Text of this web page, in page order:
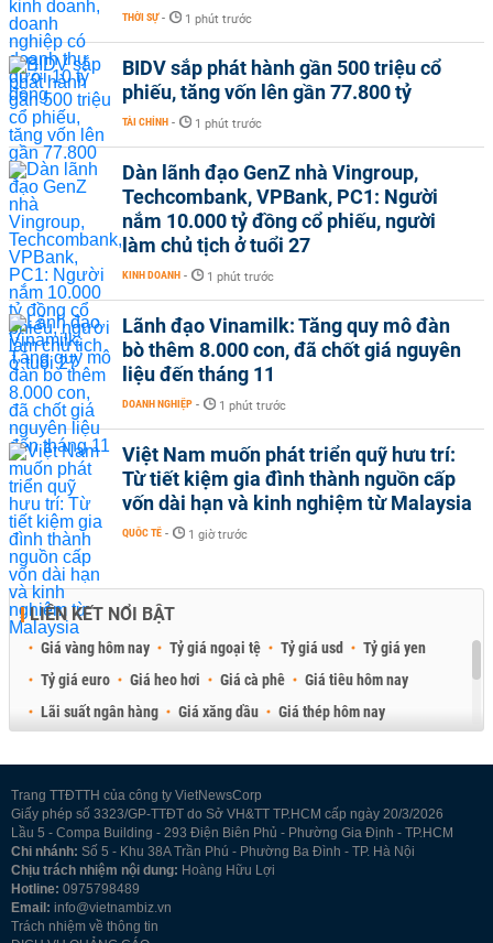
THỜI SỰ - 1 phút trước
BIDV sắp phát hành gần 500 triệu cổ
phiếu, tăng vốn lên gần 77.800 tỷ
TÀI CHÍNH - 1 phút trước
Dàn lãnh đạo GenZ nhà Vingroup,
Techcombank, VPBank, PC1: Người
nắm 10.000 tỷ đồng cổ phiếu, người
làm chủ tịch ở tuổi 27
KINH DOANH - 1 phút trước
Lãnh đạo Vinamilk: Tăng quy mô đàn
bò thêm 8.000 con, đã chốt giá nguyên
liệu đến tháng 11
DOANH NGHIỆP - 1 phút trước
Việt Nam muốn phát triển quỹ hưu trí:
Từ tiết kiệm gia đình thành nguồn cấp
vốn dài hạn và kinh nghiệm từ Malaysia
QUỐC TẾ - 1 giờ trước
LIÊN KẾT NỔI BẬT
Giá vàng hôm nay Tỷ giá ngoại tệ Tỷ giá usd
Tỷ giá yen
Tỷ giá euro
Giá heo hơi Giá cà phê
Giá tiêu hôm nay
Lãi suất ngân hàng
Giá xăng dầu
Giá thép hôm nay
Trang TTĐTTH của công ty VietNewsCorp
Giấy phép số 3323/GP-TTĐT do Sở VH&TT TP.HCM cấp ngày 20/3/2026
Lầu 5 - Compa Building - 293 Điện Biên Phủ - Phường Gia Định - TP.HCM
Chi nhánh: Số 5 - Khu 38A Trần Phú - Phường Ba Đình - TP. Hà Nội
Chịu trách nhiệm nội dung: Hoàng Hữu Lợi
Hotline: 0975798489
Email: info@vietnambiz.vn
Trách nhiệm về thông tin